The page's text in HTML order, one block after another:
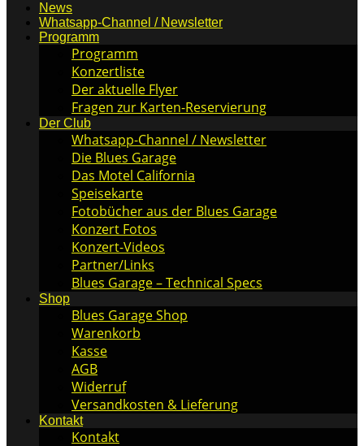
News
Whatsapp-Channel / Newsletter
Programm
Programm
Konzertliste
Der aktuelle Flyer
Fragen zur Karten-Reservierung
Der Club
Whatsapp-Channel / Newsletter
Die Blues Garage
Das Motel California
Speisekarte
Fotobücher aus der Blues Garage
Konzert Fotos
Konzert-Videos
Partner/Links
Blues Garage – Technical Specs
Shop
Blues Garage Shop
Warenkorb
Kasse
AGB
Widerruf
Versandkosten & Lieferung
Kontakt
Kontakt